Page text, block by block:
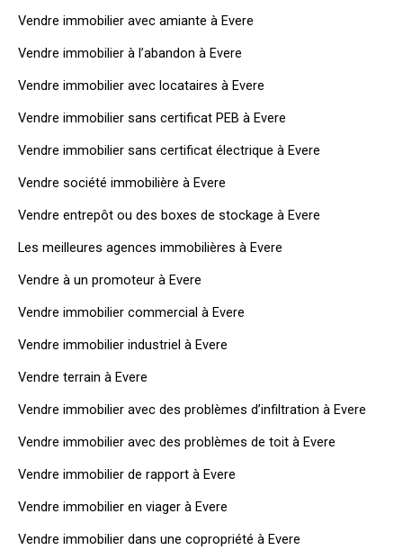
Vendre immobilier avec amiante à Evere
Vendre immobilier à l’abandon à Evere
Vendre immobilier avec locataires à Evere
Vendre immobilier sans certificat PEB à Evere
Vendre immobilier sans certificat électrique à Evere
Vendre société immobilière à Evere
Vendre entrepôt ou des boxes de stockage à Evere
Les meilleures agences immobilières à Evere
Vendre à un promoteur à Evere
Vendre immobilier commercial à Evere
Vendre immobilier industriel à Evere
Vendre terrain à Evere
Vendre immobilier avec des problèmes d’infiltration à Evere
Vendre immobilier avec des problèmes de toit à Evere
Vendre immobilier de rapport à Evere
Vendre immobilier en viager à Evere
Vendre immobilier dans une copropriété à Evere